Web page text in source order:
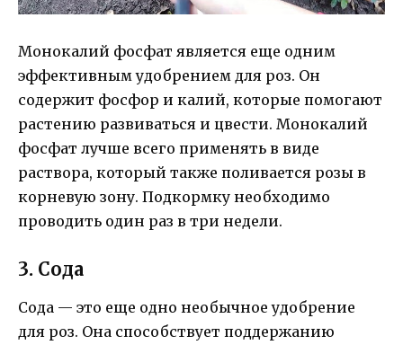
Монокалий фосфат является еще одним
эффективным удобрением для роз. Он
содержит фосфор и калий, которые помогают
растению развиваться и цвести. Монокалий
фосфат лучше всего применять в виде
раствора, который также поливается розы в
корневую зону. Подкормку необходимо
проводить один раз в три недели.
3. Сода
Сода — это еще одно необычное удобрение
для роз. Она способствует поддержанию